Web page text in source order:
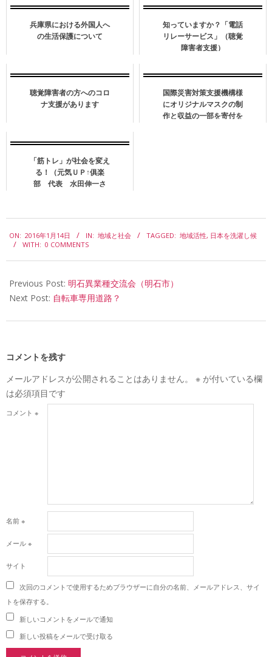
兵庫県における外国人へ
の生活保護について
知っていますか？「電話
リレーサービス」（聴覚
障害者支援）
聴覚障害者の方へのコロ
ナ支援があります
国際災害対策支援機構様
にオリジナルマスクの制
作と収益の一部を寄付を
「筋トレ」が社会を変え
る！（元気ＵＰ↑俱楽
部 代表 水田伸一さ
01-
ON: 2016年1月14日 IN: 地域と社会 TAGGED: 地域活性, 日本を洗濯し候
WITH: 0 COMMENTS
Previous Post: 明石異業種交流会（明石市）
Next Post: 自転車専用道路？
コメントを残す
メールアドレスが公開されることはありません。
※ が付いている欄
は必須項目です
コメント ※
名前 ※
メール ※
サイト
次回のコメントで使用するためブラウザーに自分の名前、メールアドレス、サイ
トを保存する。
新しいコメントをメールで通知
新しい投稿をメールで受け取る